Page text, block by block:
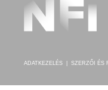
ADATKEZELÉS SZERZŐI ÉS